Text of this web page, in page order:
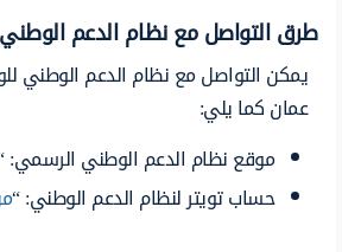
طرق التواصل مع نظام الدعم
يمكن التواصل مع نظام الدعم الوطني
عمان كما يلي:
موقع نظام الدعم الوطني الرسمي:
حساب تويتر لنظام الدعم الوطني: “